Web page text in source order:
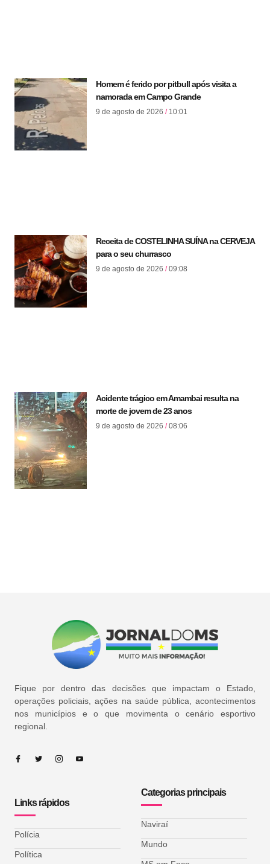
Homem é ferido por pitbull após visita a
namorada em Campo Grande
9 de agosto de 2026 10:01
Receita de COSTELINHA SUÍNA na CERVEJA
para o seu churrasco
9 de agosto de 2026 09:08
Acidente trágico em Amambai resulta na
morte de jovem de 23 anos
9 de agosto de 2026 08:06
Fique por dentro das decisões que impactam o Estado,
operações policiais, ações na saúde pública, acontecimentos
nos municípios e o que movimenta o cenário esportivo
regional.
Links rápidos
Polícia
Política
Categorias principais
Naviraí
Mundo